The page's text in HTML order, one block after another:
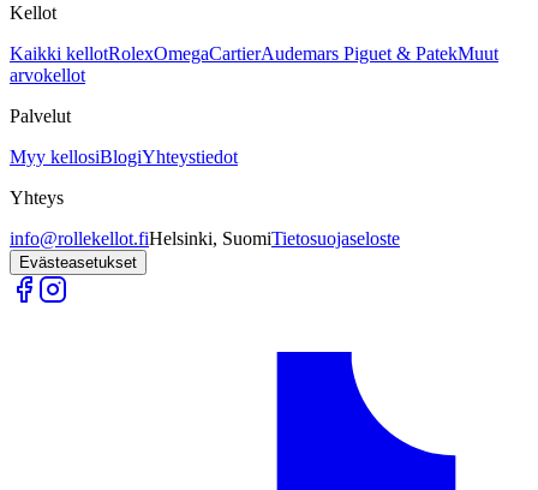
Kellot
Kaikki kellotRolexOmegaCartierAudemars Piguet & PatekMuut
arvokellot
Palvelut
Myy kellosiBlogiYhteystiedot
Yhteys
info@rollekellot.fiHelsinki, SuomiTietosuojaseloste
Evästeasetukset